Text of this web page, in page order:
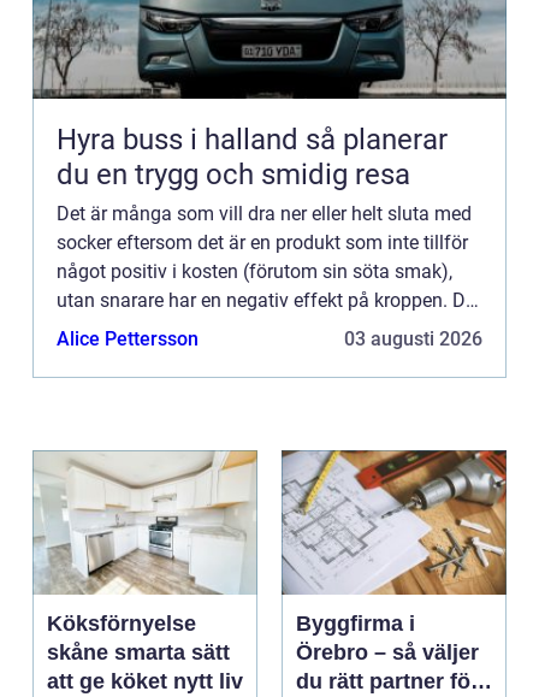
Hyra buss i halland så planerar
du en trygg och smidig resa
Det är många som vill dra ner eller helt sluta med
socker eftersom det är en produkt som inte tillför
något positiv i kosten (förutom sin söta smak),
utan snarare har en negativ effekt på kroppen. Det
ä...
Alice Pettersson 03 augusti 2026
Köksförnyelse
skåne smarta sätt
att ge köket nytt liv
Byggfirma i
Örebro – så väljer
du rätt partner för